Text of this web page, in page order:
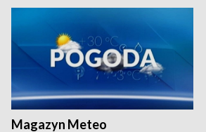
Magazyn Meteo